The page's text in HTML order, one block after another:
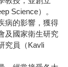
Science）。
病的影響，獲得
及國家衛生研究
究員（Kavli